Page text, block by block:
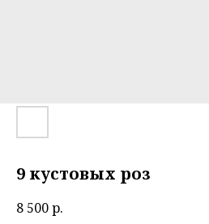
9 кустовых роз
8 500р.